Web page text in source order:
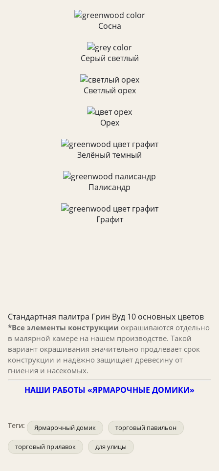
Сосна
Серый светлый
Светлый орех
Орех
Зелёный темный
Палисандр
Графит
Стандартная палитра Грин Вуд 10 основных цветов
*Все элементы конструкции окрашиваются отдельно
в малярной камере на нашем производстве. Такой
вариант окрашивания значительно продлевает срок
конструкции и надёжно защищает древесину от
гниения и насекомых.
НАШИ РАБОТЫ «ЯРМАРОЧНЫЕ ДОМИКИ»
Теги: Ярмарочный домик торговый павильон
торговый прилавок для улицы